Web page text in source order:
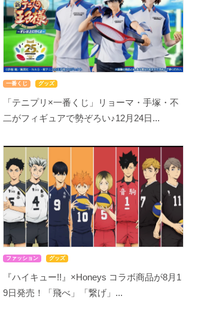
一番くじ グッズ
「テニプリ×一番くじ」リョーマ・手塚・不
二がフィギュアで勢ぞろい♪12月24日...
ファッション グッズ
『ハイキュー!!』×Honeys コラボ商品が8月1
9日発売！「飛べ」「繋げ」...